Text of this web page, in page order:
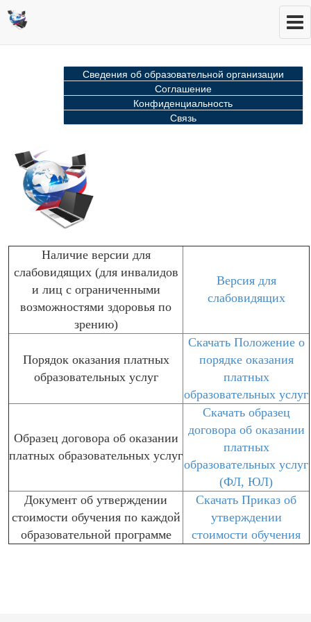
Сведения об образовательной организации
Соглашение
Конфиденциальность
Связь
Наличие версии для
слабовидящих (для инвалидов
и лиц с ограниченными
возможностями здоровья по
зрению)
Версия для
слабовидящих
Порядок оказания платных
образовательных услуг
Скачать Положение о
порядке оказания
платных
образовательных услуг
Образец договора об оказании
платных образовательных услуг
Скачать образец
договора об оказании
платных
образовательных услуг
(ФЛ, ЮЛ)
Документ об утверждении
стоимости обучения по каждой
образовательной программе
Скачать Приказ об
утверждении
стоимости обучения